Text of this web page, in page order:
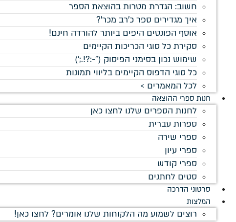
חשוב: הגדרת מטרות בהוצאת הספר
איך מגדירים ספר כ'רב מכר'?
אוסף הפונטים היפים ביותר להורדה חינם!
סקירת כל סוגי הכריכות הקיימים
שימוש נכון בסימני הפיסוק ("-:?!.;')
כל סוגי הדפוס הקיימים בליווי תמונות
לכל המאמרים >
חנות ספרי ההוצאה
לחנות הספרים שלנו לחצו כאן
ספרות עברית
ספרי שירה
ספרי עיון
ספרי קודש
סטים לחתנים
סרטוני הדרכה
המלצות
רוצים לשמוע מה הלקוחות שלנו אומרים? לחצו כאן!